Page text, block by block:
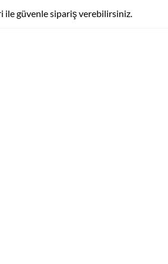
ile güvenle sipariş verebilirsiniz.